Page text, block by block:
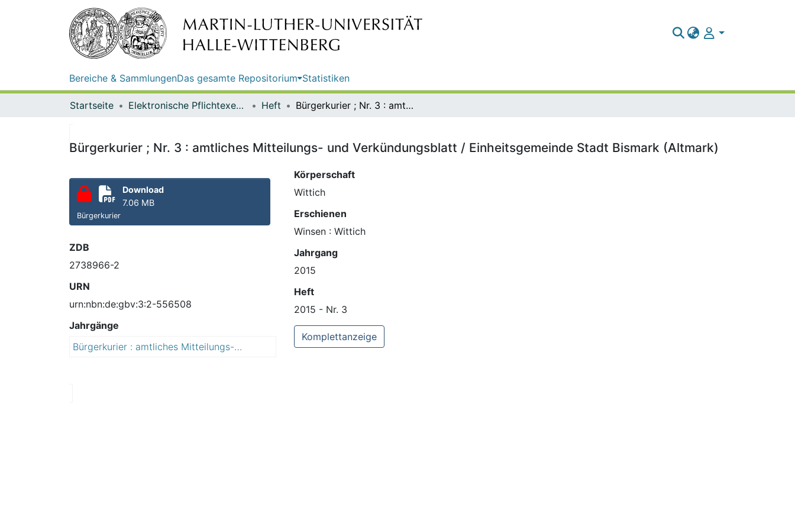
Bereiche & SammlungenDas gesamte Repositorium Statistiken
Startseite Elektronische Pflichtexemplare Heft Bürgerkurier ; Nr. 3 : amtliches Mitteilungs- und Verkündungsblatt / Einheitsgemeinde Stadt Bismark (Altmark)
Bürgerkurier ; Nr. 3 : amtliches Mitteilungs- und Verkündungsblatt / Einheitsgemeinde Stadt Bismark (Altmark)
Download
7.06 MB
Bürgerkurier
ZDB
2738966-2
URN
urn:nbn:de:gbv:3:2-556508
Jahrgänge
Bürgerkurier : amtliches Mitteilungs- und Verkündungsblatt
Körperschaft
Wittich
Erschienen
Winsen : Wittich
Jahrgang
2015
Heft
2015 - Nr. 3
Komplettanzeige